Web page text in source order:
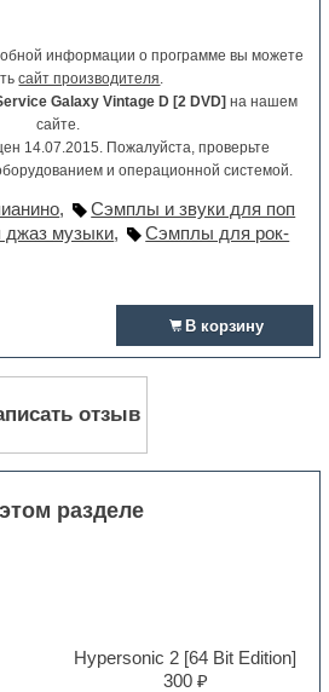
информации о программе вы можете
сайт производителя.
Galaxy Vintage D [2 DVD] на нашем
сайте.
14.07.2015. Пожалуйста, проверьте
и операционной системой.
,
Сэмплы и звуки для поп
музыки,
Сэмплы для рок-
В корзину
отзыв
разделе
Hypersonic 2 [64 Bit Edition]
300 ₽